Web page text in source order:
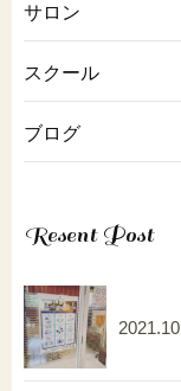
サロン
スクール
ブログ
Resent Post